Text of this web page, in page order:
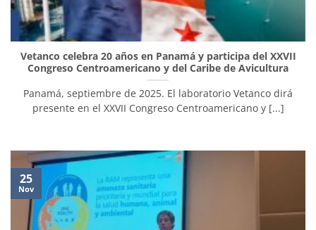
Vetanco celebra 20 años en Panamá y participa del XXVII
Congreso Centroamericano y del Caribe de Avicultura
Panamá, septiembre de 2025. El laboratorio Vetanco dirá
presente en el XXVII Congreso Centroamericano y [...]
25
Nov